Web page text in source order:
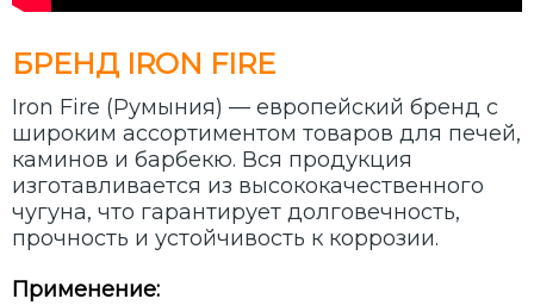
БРЕНД IRON FIRE
Iron Fire (Румыния) — европейский бренд с
широким ассортиментом товаров для печей,
каминов и барбекю. Вся продукция
изготавливается из высококачественного
чугуна, что гарантирует долговечность,
прочность и устойчивость к коррозии.
Применение: